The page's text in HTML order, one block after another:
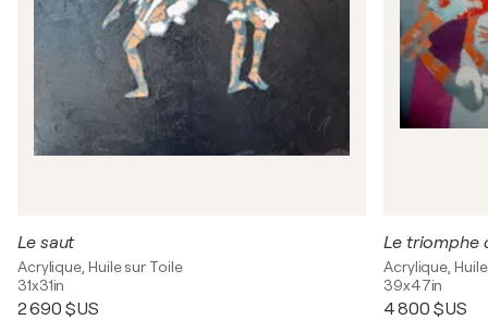
Le saut
Acrylique, Huile sur Toile
31x31in
2 690 $US
Le triomphe
Acrylique,
39x47in
4 800 $US